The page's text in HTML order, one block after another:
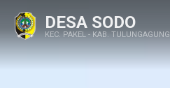
DESA SODO
KEC. PAKEL - KAB. TULUNGAGUNG